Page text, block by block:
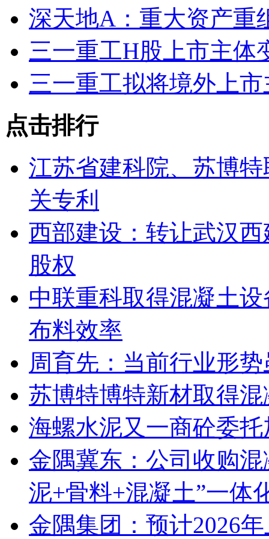
深天地A：重大资产重
三一重工H股上市主体
三一重工拟将境外上
点击排行
江苏省建科院、苏博
关专利
西部建设：转让武汉
股权
中联重科取得混凝土
布料效率
周育先：当前行业形
苏博特博特新材取得
海螺水泥又一商砼委
金隅冀东：公司收购
泥+骨料+混凝土”一体
金隅集团：预计2026